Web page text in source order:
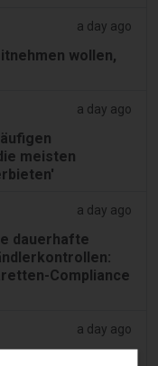
a day ago
wollen,
a day ago
meisten
a day ago
dauerhafte
Compliance
a day ago